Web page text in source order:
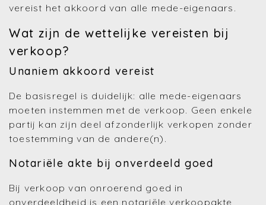
vereist het akkoord van alle mede-eigenaars.
Wat zijn de wettelijke vereisten bij
verkoop?
Unaniem akkoord vereist
De basisregel is duidelijk: alle mede-eigenaars
moeten instemmen met de verkoop. Geen enkele
partij kan zijn deel afzonderlijk verkopen zonder
toestemming van de andere(n).
Notariële akte bij onverdeeld goed
Bij verkoop van onroerend goed in
onverdeeldheid is een notariële verkoopakte